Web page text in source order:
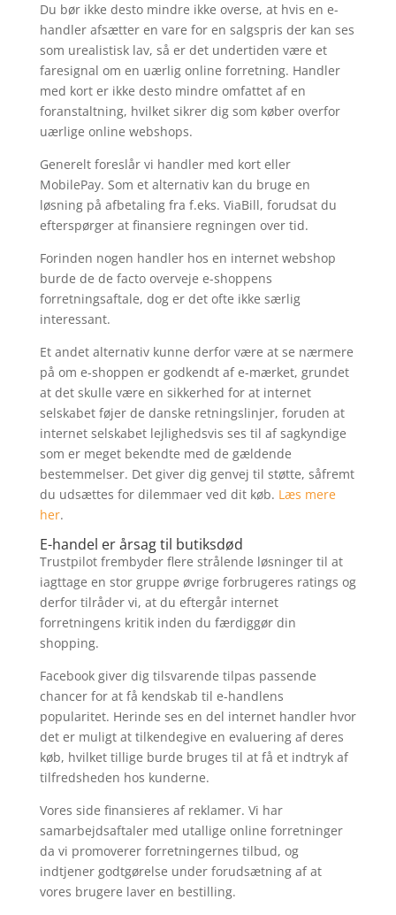
Du bør ikke desto mindre ikke overse, at hvis en e-
handler afsætter en vare for en salgspris der kan ses
som urealistisk lav, så er det undertiden være et
faresignal om en uærlig online forretning. Handler
med kort er ikke desto mindre omfattet af en
foranstaltning, hvilket sikrer dig som køber overfor
uærlige online webshops.
Generelt foreslår vi handler med kort eller
MobilePay. Som et alternativ kan du bruge en
løsning på afbetaling fra f.eks. ViaBill, forudsat du
efterspørger at finansiere regningen over tid.
Forinden nogen handler hos en internet webshop
burde de de facto overveje e-shoppens
forretningsaftale, dog er det ofte ikke særlig
interessant.
Et andet alternativ kunne derfor være at se nærmere
på om e-shoppen er godkendt af e-mærket, grundet
at det skulle være en sikkerhed for at internet
selskabet føjer de danske retningslinjer, foruden at
internet selskabet lejlighedsvis ses til af sagkyndige
som er meget bekendte med de gældende
bestemmelser. Det giver dig genvej til støtte, såfremt
du udsættes for dilemmaer ved dit køb. Læs mere
her.
E-handel er årsag til butiksdød
Trustpilot frembyder flere strålende løsninger til at
iagttage en stor gruppe øvrige forbrugeres ratings og
derfor tilråder vi, at du eftergår internet
forretningens kritik inden du færdiggør din
shopping.
Facebook giver dig tilsvarende tilpas passende
chancer for at få kendskab til e-handlens
popularitet. Herinde ses en del internet handler hvor
det er muligt at tilkendegive en evaluering af deres
køb, hvilket tillige burde bruges til at få et indtryk af
tilfredsheden hos kunderne.
Vores side finansieres af reklamer. Vi har
samarbejdsaftaler med utallige online forretninger
da vi promoverer forretningernes tilbud, og
indtjener godtgørelse under forudsætning af at
vores brugere laver en bestilling.